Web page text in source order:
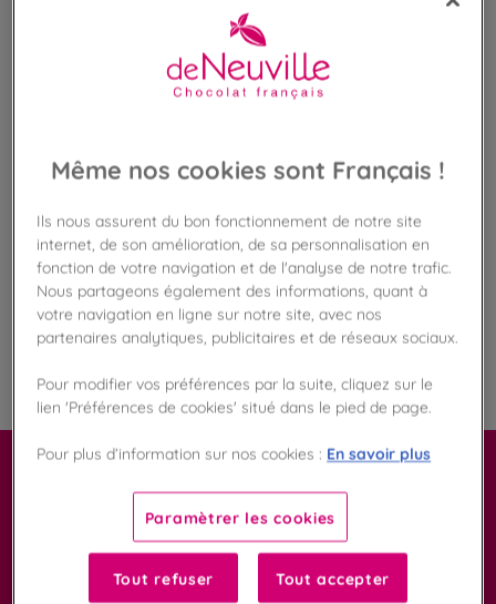
Disponible en boutique !
Vérifier la disponibilité en magasin
Frais de port offert
dès 50€ d'achat
Gagnez 16 points de fidélité !
avec notre programme Privilège
Liste des ingrédients et allergènes
Fabriqué en France
Assortiment de chocolats français pour
un plaisir unique
Offrez-vous un moment d'exception avec notre ballotin
de 220g, une boite généreuse qui ravira les amateurs
de chocolat. Ce ballotin est rempli d'une variété de
Même nos cookies sont Français !
Ils nous assurent du bon fonctionnement de notre site
internet, de son amélioration, de sa personnalisation en
fonction de votre navigation et de l'analyse de notre trafic.
Nous partageons également des informations, quant à
votre navigation en ligne sur notre site, avec nos
partenaires analytiques, publicitaires et de réseaux sociaux.
Pour modifier vos préférences par la suite, cliquez sur le
lien 'Préférences de cookies' situé dans le pied de page.
Pour plus d’information sur nos cookies : En savoir plus
Paramètrer les cookies
Tout refuser Tout accepter